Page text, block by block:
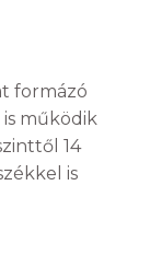
formázó
működik
14
is